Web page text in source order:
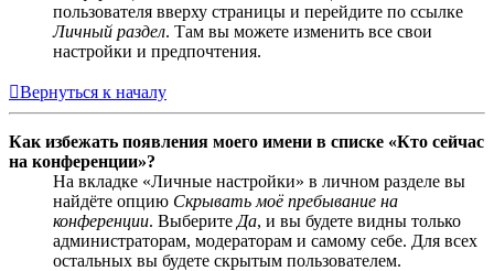
пользователя вверху страницы и перейдите по ссылке
Личный раздел. Там вы можете изменить все свои
настройки и предпочтения.
Вернуться к началу
Как избежать появления моего имени в списке «Кто сейчас
на конференции»?
На вкладке «Личные настройки» в личном разделе вы
найдёте опцию Скрывать моё пребывание на
конференции. Выберите Да, и вы будете видны только
администраторам, модераторам и самому себе. Для всех
остальных вы будете скрытым пользователем.